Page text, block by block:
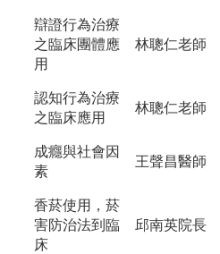
辯證行為治療
之臨床團體應
用
林聰仁老師
認知行為治療
之臨床應用
林聰仁老師
成癮與社會因
素
王聲昌醫師
香菸使用，菸
害防治法到臨
床
邱南英院長